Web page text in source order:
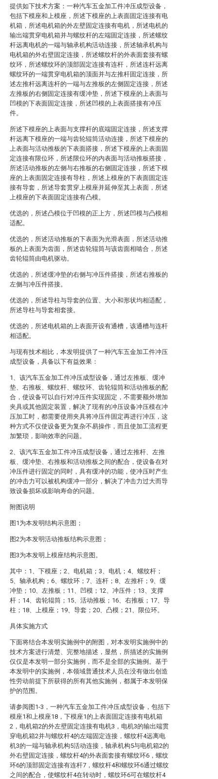
提供如下技术方案：一种汽车五金加工件冲压成型设备，
包括下模座和上模座，所述下模座的上表面固定连接有电
机箱，所述电机箱的外左壁固定连接有电机，所述电机的
输出端贯穿电机箱并与螺纹杆的左端固定连接，所述螺纹
杆远离电机的一端与轴承机构活动连接，所述轴承机构与
电机箱的外右壁固定连接，所述螺纹杆的外表面套接有螺
纹环，所述螺纹环的顶部固定连接有连杆，所述连杆远离
螺纹环的一端贯穿电机箱的顶面并与左推杆固定连接，所
述左推杆远离连杆的一端与左推板的左侧固定连接，所述
左推板的右侧固定连接有缓冲垫，所述下模座的上表面与
凹模的下表面固定连接，所述凹模的上表面搭接有冲压
件。
所述下模座的上表面与支撑杆的底端固定连接，所述支撑
杆远离下模座的一端与齿轮辊筒活动连接，所述下模座的
上表面与活动推板的下表面搭接，所述下模座的上表面固
定连接有限位环，所述限位环的内表面与活动推板搭接，
所述活动推板的左侧与右推板的右侧固定连接，所述下模
座的上表面固定连接有导柱，所述上模座的下表面固定连
接有导套，所述导套贯穿上模座并延伸至其上表面，所述
上模座的下表面固定连接有凸模。
优选的，所述凸模位于凹模的正上方，所述凹模与凸模相
适配。
优选的，所述活动推板的下表面为光滑表面，所述活动推
板的上表面为齿面，所述齿轮辊筒与该齿面相啮合，所述
齿轮辊筒由电机驱动。
优选的，所述缓冲垫的右侧与冲压件搭接，所述右推板的
左侧与冲压件搭接。
优选的，所述导柱与导套的位置、大小和形状均相适配，
所述导柱与导套相套接。
优选的，所述电机箱的上表面开设有通槽，该通槽与连杆
相适配。
与现有技术相比，本发明提供了一种汽车五金加工件冲压
成型设备，具备以下有益效果：
1、该汽车五金加工件冲压成型设备，通过左推板、缓冲
垫、右推板、螺纹杆、螺纹环、齿轮辊筒和活动推板的配
合，使设备可以自行对冲压件实现固定，不需要额外增加
夹具或其他固定装置，解决了现有的冲压设备冲压模在冲
压加工时，都需要使用夹具将冲压件固定再进行冲压，这
种方式不仅使设备更为复杂不易操作，而且使加工流程更
加繁琐，影响效率的问题。
2、该汽车五金加工件冲压成型设备，通过左推杆、左推
板、缓冲垫、右推板和活动推板之间的配合，使设备在对
冲压件进行固定的同时，具有缓冲的功能，使冲压时产生
的冲击力可以被机构缓冲一部分，解决了冲击力过大而导
致设备损坏或影响寿命的问题。
附图说明
图1为本发明结构示意图；
图2为本发明活动推板结构示意图；
图3为本发明上模座结构示意图。
其中：1、下模座；2、电机箱；3、电机；4、螺纹杆；
5、轴承机构；6、螺纹环；7、连杆；8、左推杆；9、缓
冲垫；10、左推板；11、凹模；12、冲压件；13、支撑
杆；14、齿轮辊筒；15、活动推板；16、右推板；17、导
柱；18、上模座；19、导套；20、凸模；21、限位环。
具体实施方式
下面将结合本发明实施例中的附图，对本发明实施例中的
技术方案进行清楚、完整地描述，显然，所描述的实施例
仅仅是本发明一部分实施例，而不是全部的实施例。基于
本发明中的实施例，本领域普通技术人员在没有做出创造
性劳动前提下所获得的所有其他实施例，都属于本发明保
护的范围。
请参阅图1-3，一种汽车五金加工件冲压成型设备，包括下
模座1和上模座18，下模座1的上表面固定连接有电机箱
2，电机箱2的外左壁固定连接有电机3，电机3的输出端贯
穿电机箱2并与螺纹杆4的左端固定连接，螺纹杆4远离电
机3的一端与轴承机构5活动连接，轴承机构5与电机箱2的
外右壁固定连接，螺纹杆4的外表面套接有螺纹环6，螺纹
环6的顶部固定连接有连杆7，螺纹杆4和螺纹环6通过螺纹
之间的配合，使螺纹杆4在转动时，螺纹环6可在螺纹杆4